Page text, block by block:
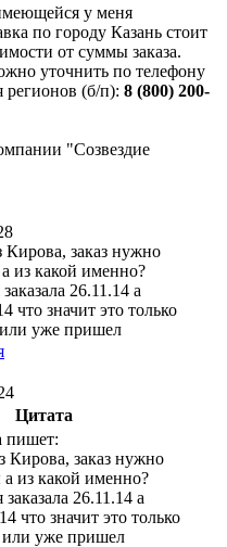
у меня
по городу Казань стоит
от суммы заказа.
уточнить по телефону
регионов (б/п): 8 (800) 200-
"Созвездие
Кирова, заказ нужно
из какой именно?
26.11.14 а
что значит это только
уже пришел
Цитата
пишет:
Кирова, заказ нужно
а из какой именно?
26.11.14 а
что значит это только
или уже пришел